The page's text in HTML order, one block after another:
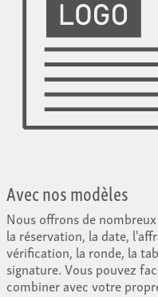
Avec nos modèles
Nous offrons de
la réservation, la date,
vérification, la ronde, la
signature. Vous pouvez
combiner avec votre